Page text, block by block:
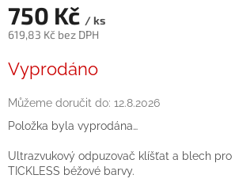
750 Kč / ks
619,83 Kč bez DPH
cena:
Vyprodáno
Můžeme doručit do: 12.8.2026
Položka byla vyprodána…
Ultrazvukový odpuzovač klíšťat a blech pro
TICKLESS béžové barvy.